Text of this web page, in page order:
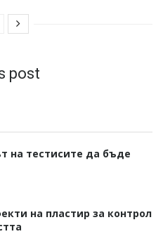
post
на тестисите да бъде
на пластир за контрол